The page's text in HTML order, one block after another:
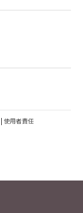
| 使用者責任